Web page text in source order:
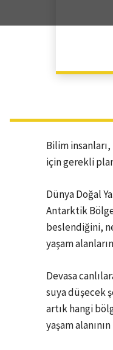
Bilim
için gerekli
Dünya Doğal
Antarktik
beslendiğini,
yaşam
Devasa
suya düşecek
artık hangi
yaşam